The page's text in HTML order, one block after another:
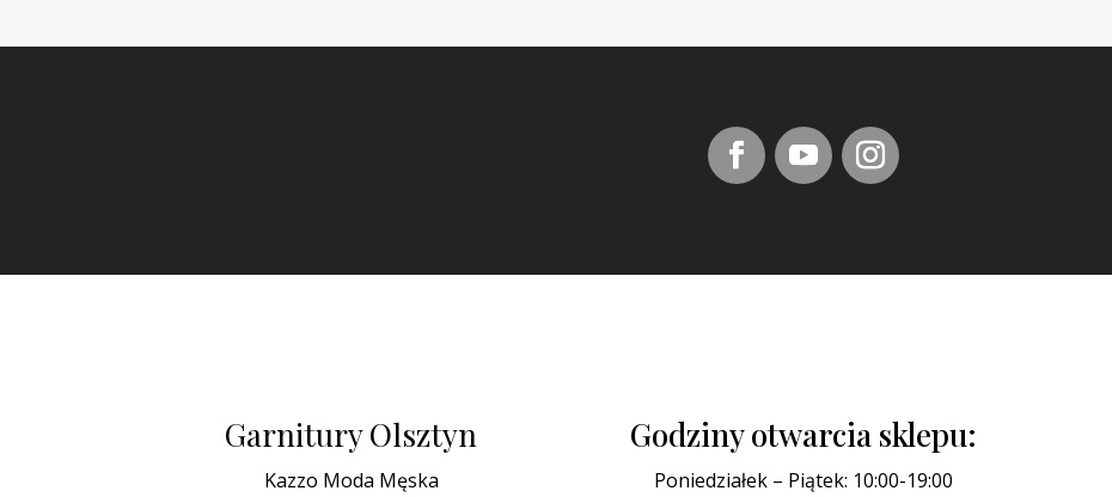
Garnitury Olsztyn
Kazzo Moda Męska
Godziny otwarcia sklepu:
Poniedziałek – Piątek: 10:00-19:00